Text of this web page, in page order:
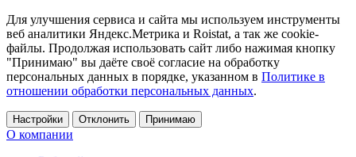
Для улучшения сервиса и сайта мы используем инструменты
веб аналитики Яндекс.Метрика и Roistat, а так же cookie-
файлы. Продолжая использовать сайт либо нажимая кнопку
"Принимаю" вы даёте своё согласие на обработку
персональных данных в порядке, указанном в Политике в
отношении обработки персональных данных.
Настройки Отклонить Принимаю
О компании